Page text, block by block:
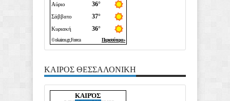
ΚΑΙΡΟΣ ΘΕΣΣΑΛΟΝΙΚΗ
ΚΑΙΡΌΣ